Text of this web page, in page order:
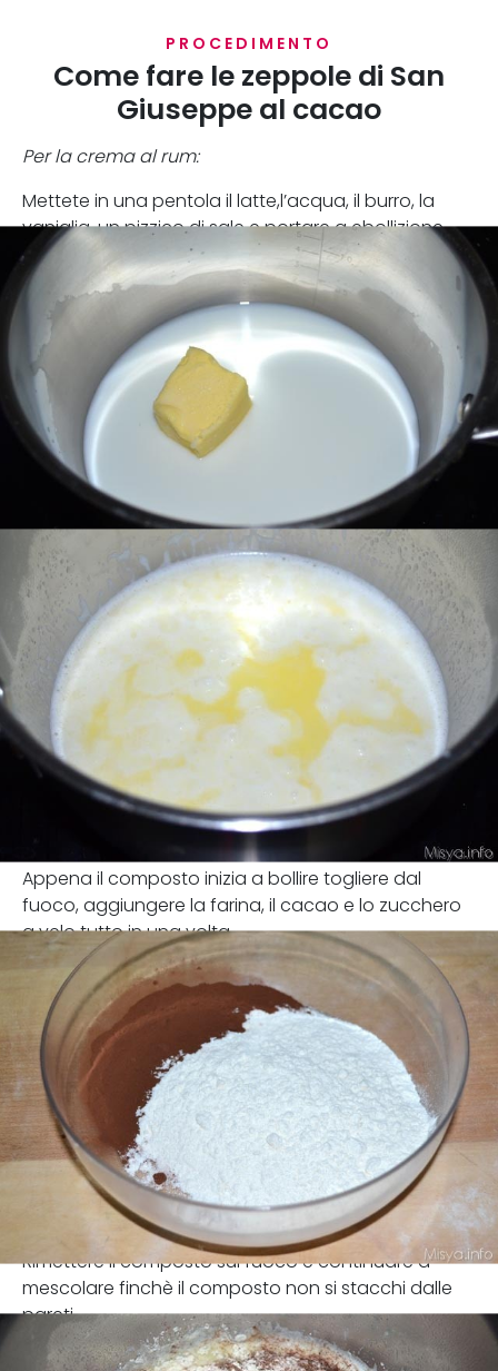
PROCEDIMENTO
Come fare le zeppole di San
Giuseppe al cacao
Per la crema al rum:
Mettete in una pentola il latte,l’acqua, il burro, la
vaniglia, un pizzico di sale e portare a ebollizione.
Appena il composto inizia a bollire togliere dal
fuoco, aggiungere la farina, il cacao e lo zucchero
a velo tutto in una volta
Rimettere il composto sul fuoco e continuare a
mescolare finchè il composto non si stacchi dalle
pareti.